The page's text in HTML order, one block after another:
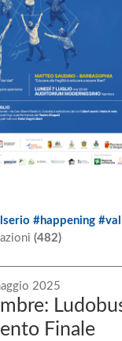
#happening
(482)
2025
Finale